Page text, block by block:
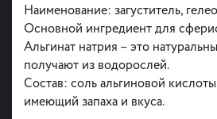
Наименование: загуститель,
Основной ингредиент для
Альгинат натрия – это
получают из водорослей.
Состав: соль альгиновой
имеющий запаха и вкуса.